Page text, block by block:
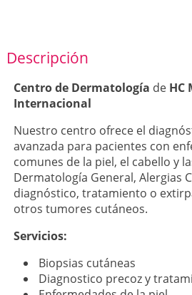
Descripción
Centro de Dermatología deHC
Internacional
Nuestro centro ofrece el
avanzada para pacientes con
comunes de la piel, el cabello y
Dermatología General, Alergias
diagnóstico, tratamiento o
otros tumores cutáneos.
Servicios:
Biopsias cutáneas
Diagnostico precoz y